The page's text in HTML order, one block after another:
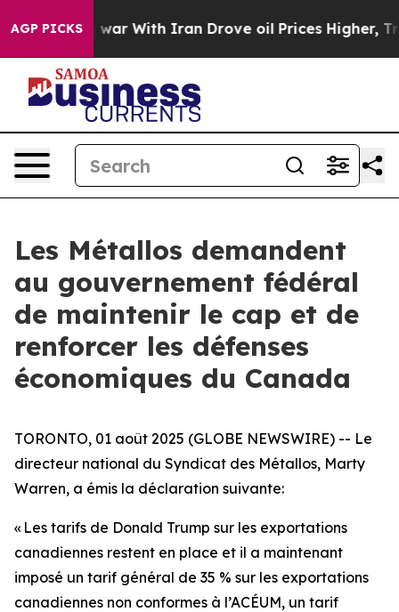
AGP PICKS
As war With Iran Drove oil Prices Higher,
Les Métallos demandent
au gouvernement fédéral
de maintenir le cap et de
renforcer les défenses
économiques du Canada
TORONTO, 01 août 2025 (GLOBE NEWSWIRE) -- Le
directeur national du Syndicat des Métallos, Marty
Warren, a émis la déclaration suivante:
« Les tarifs de Donald Trump sur les exportations
canadiennes restent en place et il a maintenant
imposé un tarif général de 35 % sur les exportations
canadiennes non conformes à l’ACÉUM, un tarif